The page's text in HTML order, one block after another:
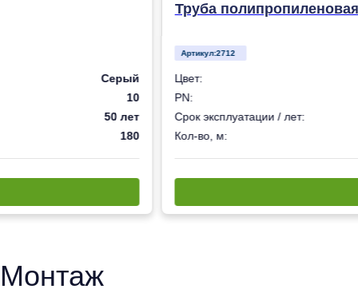
Серый
10
50 лет
180
Труба
Артикул:2712
Цвет:
PN:
Срок эксплуатации / лет:
Кол-во, м:
Монтаж